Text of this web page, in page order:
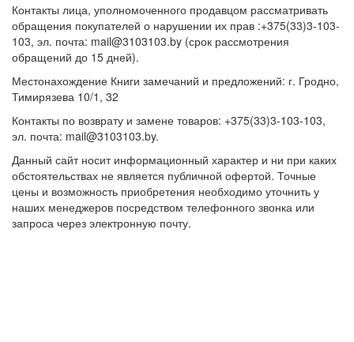
Контакты лица, уполномоченного продавцом рассматривать
обращения покупателей о нарушении их прав :+375(33)3-103-
103, эл. почта: mail@3103103.by (срок рассмотрения
обращений до 15 дней).
Местонахождение Книги замечаний и предложений: г. Гродно,
Тимирязева 10/1, 32
Контакты по возврату и замене товаров: +375(33)3-103-103,
эл. почта: mail@3103103.by.
Данный сайт носит информационный характер и ни при каких
обстоятельствах не является публичной офертой. Точные
цены и возможность приобретения необходимо уточнить у
наших менеджеров посредством телефонного звонка или
запроса через электронную почту.